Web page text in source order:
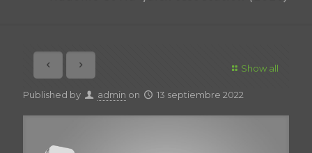
Show all
Published by admin on 13 septiembre 2022